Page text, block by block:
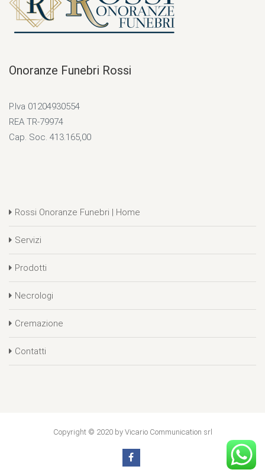
Onoranze Funebri Rossi
P.Iva 01204930554
REA TR-79974
Cap. Soc. 413.165,00
Rossi Onoranze Funebri | Home
Servizi
Prodotti
Necrologi
Cremazione
Contatti
Copyright © 2020 by Vicario Communication srl